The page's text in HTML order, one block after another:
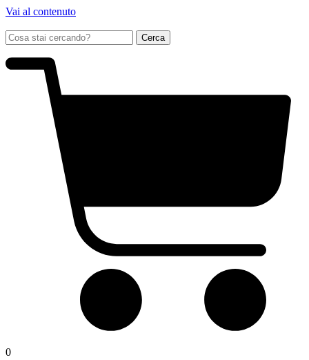
Vai al contenuto
0